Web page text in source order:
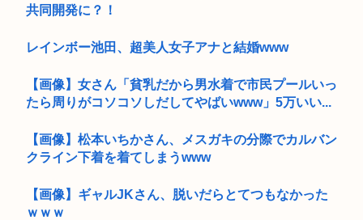
共同開発に？！
レインボー池田、超美人女子アナと結婚www
【画像】女さん「貧乳だから男水着で市民プールいっ
たら周りがコソコソしだしてやばいwww」5万いい...
【画像】松本いちかさん、メスガキの分際でカルバン
クライン下着を着てしまうwww
【画像】ギャルJKさん、脱いだらとてつもなかった
ｗｗｗ